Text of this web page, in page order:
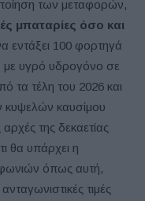
των μεταφορών,
μπαταρίες όσο και
εντάξει 100 φορτηγά
με υγρό υδρογόνο σε
τα τέλη του 2026 και
καυσίμου
της δεκαετίας
θα υπάρχει η
όπως αυτή,
τιμές